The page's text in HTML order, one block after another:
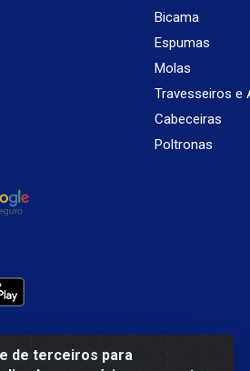
de terceiros para
Bicama
Espumas
Molas
Travesseiros e
Cabeceiras
Poltronas